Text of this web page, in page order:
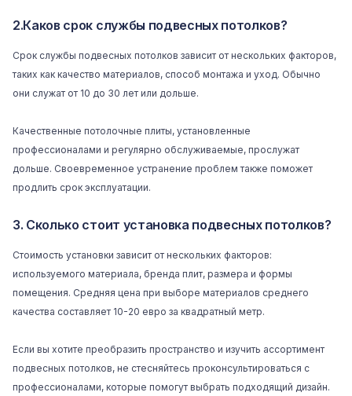
2.Каков срок службы подвесных потолков?
Срок службы подвесных потолков зависит от нескольких факторов,
таких как качество материалов, способ монтажа и уход. Обычно
они служат от 10 до 30 лет или дольше.
Качественные потолочные плиты, установленные
профессионалами и регулярно обслуживаемые, прослужат
дольше. Своевременное устранение проблем также поможет
продлить срок эксплуатации.
3. Сколько стоит установка подвесных потолков?
Стоимость установки зависит от нескольких факторов:
используемого материала, бренда плит, размера и формы
помещения. Средняя цена при выборе материалов среднего
качества составляет 10-20 евро за квадратный метр.
Если вы хотите преобразить пространство и изучить ассортимент
подвесных потолков, не стесняйтесь проконсультироваться с
профессионалами, которые помогут выбрать подходящий дизайн.